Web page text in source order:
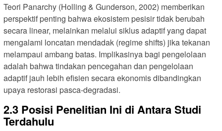
Teori Panarchy (Holling & Gunderson, 2002) memberikan
perspektif penting bahwa ekosistem pesisir tidak berubah
secara linear, melainkan melalui siklus adaptif yang dapat
mengalami loncatan mendadak (regime shifts) jika tekanan
melampaui ambang batas. Implikasinya bagi pengelolaan
adalah bahwa tindakan pencegahan dan pengelolaan
adaptif jauh lebih efisien secara ekonomis dibandingkan
upaya restorasi pasca-degradasi.
2.3 Posisi Penelitian Ini di Antara Studi
Terdahulu